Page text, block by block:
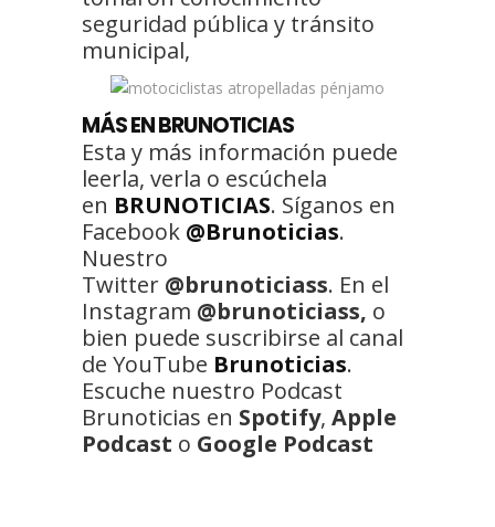
seguridad pública y tránsito
municipal,
MÁS EN BRUNOTICIAS
Esta y más información puede
leerla, verla o escúchela
en BRUNOTICIAS. Síganos en
Facebook @Brunoticias.
Nuestro
Twitter @brunoticiass. En el
Instagram @brunoticiass, o
bien puede suscribirse al canal
de YouTube Brunoticias.
Escuche nuestro Podcast
Brunoticias en Spotify, Apple
Podcast o Google Podcast